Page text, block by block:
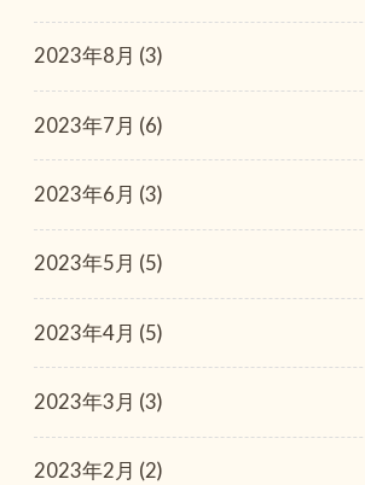
2023年8月 (3)
2023年7月 (6)
2023年6月 (3)
2023年5月 (5)
2023年4月 (5)
2023年3月 (3)
2023年2月 (2)